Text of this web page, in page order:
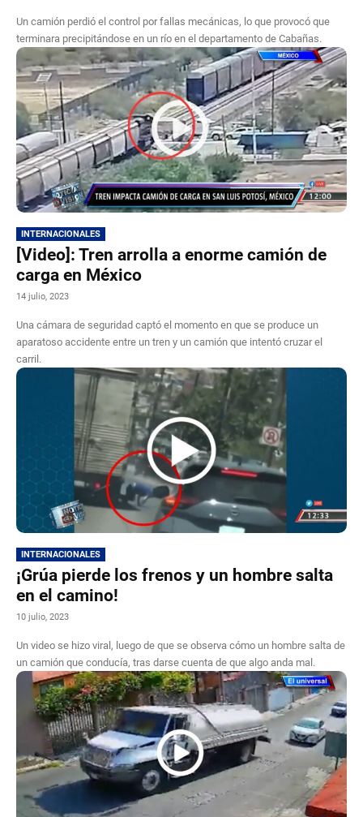
Un camión perdió el control por fallas mecánicas, lo que provocó que
terminara precipitándose en un río en el departamento de Cabañas.
INTERNACIONALES
[Video]: Tren arrolla a enorme camión de
carga en México
14 julio, 2023
Una cámara de seguridad captó el momento en que se produce un
aparatoso accidente entre un tren y un camión que intentó cruzar el
carril.
INTERNACIONALES
¡Grúa pierde los frenos y un hombre salta
en el camino!
10 julio, 2023
Un video se hizo viral, luego de que se observa cómo un hombre salta de
un camión que conducía, tras darse cuenta de que algo anda mal.